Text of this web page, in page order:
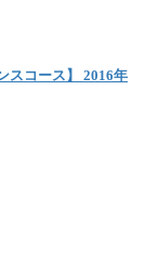
スコース】 2016年